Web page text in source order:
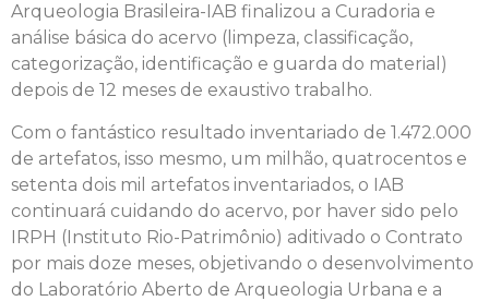
Arqueologia Brasileira-IAB finalizou a Curadoria e
análise básica do acervo (limpeza, classificação,
categorização, identificação e guarda do material)
depois de 12 meses de exaustivo trabalho.
Com o fantástico resultado inventariado de 1.472.000
de artefatos, isso mesmo, um milhão, quatrocentos e
setenta dois mil artefatos inventariados, o IAB
continuará cuidando do acervo, por haver sido pelo
IRPH (Instituto Rio-Patrimônio) aditivado o Contrato
por mais doze meses, objetivando o desenvolvimento
do Laboratório Aberto de Arqueologia Urbana e a